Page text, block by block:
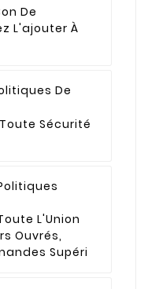
De
L'ajouter À
De
Sécurité
L'Union
Ouvrés,
Supéri